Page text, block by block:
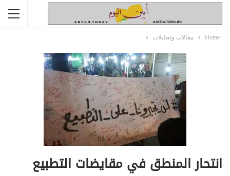
Home مقالات وتحليلات
انتحار المنطق في مقايضات التطبيع